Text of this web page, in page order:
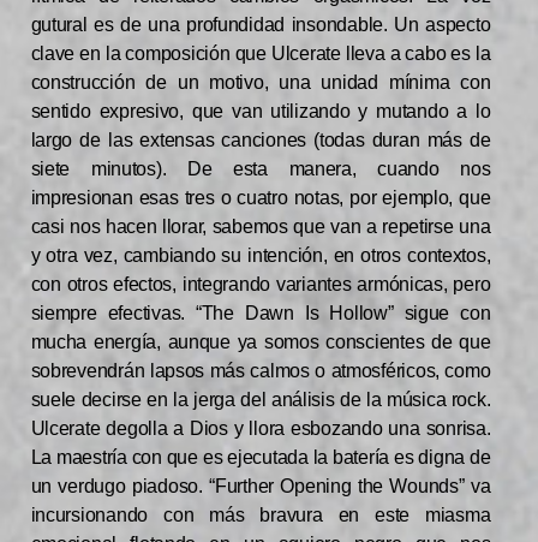
gutural es de una profundidad insondable. Un aspecto
clave en la composición que Ulcerate lleva a cabo es la
construcción de un motivo, una unidad mínima con
sentido expresivo, que van utilizando y mutando a lo
largo de las extensas canciones (todas duran más de
siete minutos). De esta manera, cuando nos
impresionan esas tres o cuatro notas, por ejemplo, que
casi nos hacen llorar, sabemos que van a repetirse una
y otra vez, cambiando su intención, en otros contextos,
con otros efectos, integrando variantes armónicas, pero
siempre efectivas. “The Dawn Is Hollow” sigue con
mucha energía, aunque ya somos conscientes de que
sobrevendrán lapsos más calmos o atmosféricos, como
suele decirse en la jerga del análisis de la música rock.
Ulcerate degolla a Dios y llora esbozando una sonrisa.
La maestría con que es ejecutada la batería es digna de
un verdugo piadoso. “Further Opening the Wounds” va
incursionando con más bravura en este miasma